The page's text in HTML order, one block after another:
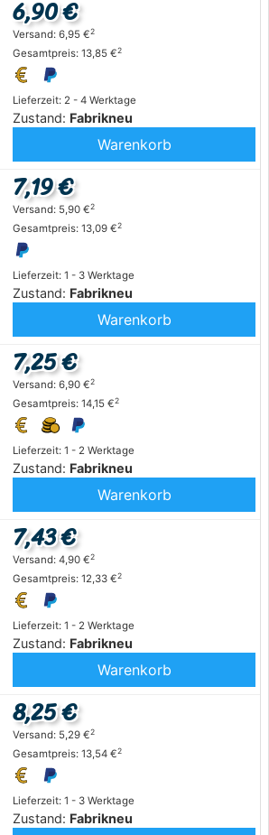
Lieferzeit: 2 - 4 Werktage
Zustand: Fabrikneu
6,90 €
Versand: 6,95 €2
Gesamtpreis: 13,85 €2
Warenkorb
Lieferzeit: 1 - 3 Werktage
Zustand: Fabrikneu
7,19 €
Versand: 5,90 €2
Gesamtpreis: 13,09 €2
Warenkorb
Lieferzeit: 1 - 2 Werktage
Zustand: Fabrikneu
7,25 €
Versand: 6,90 €2
Gesamtpreis: 14,15 €2
Warenkorb
Lieferzeit: 1 - 2 Werktage
Zustand: Fabrikneu
7,43 €
Versand: 4,90 €2
Gesamtpreis: 12,33 €2
Warenkorb
Lieferzeit: 1 - 3 Werktage
Zustand: Fabrikneu
8,25 €
Versand: 5,29 €2
Gesamtpreis: 13,54 €2